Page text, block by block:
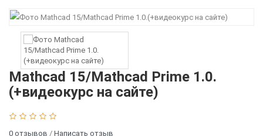
Mathcad 15/Mathcad Prime 1.0.
(+видеокурс на сайте)
0 отзывов / Написать отзыв